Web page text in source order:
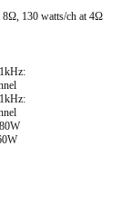
8Ω, 130 watts/ch at 4Ω